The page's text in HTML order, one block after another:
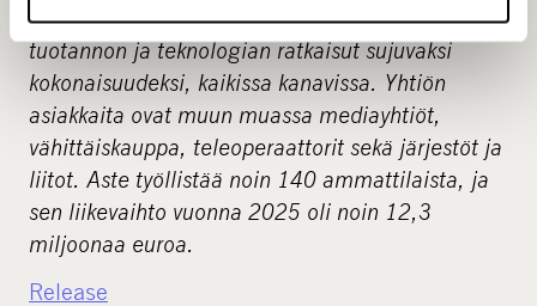
yhdistää luovan suunnittelun, monikanavaisen
tuotannon ja teknologian ratkaisut sujuvaksi
kokonaisuudeksi, kaikissa kanavissa. Yhtiön
asiakkaita ovat muun muassa mediayhtiöt,
vähittäiskauppa, teleoperaattorit sekä järjestöt ja
liitot. Aste työllistää noin 140 ammattilaista, ja
sen liikevaihto vuonna 2025 oli noin 12,3
miljoonaa euroa.
Release